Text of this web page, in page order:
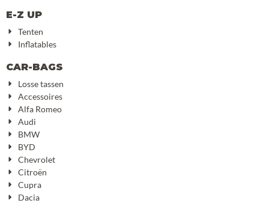
E-Z UP
Tenten
Inflatables
CAR-BAGS
Losse tassen
Accessoires
Alfa Romeo
Audi
BMW
BYD
Chevrolet
Citroën
Cupra
Dacia